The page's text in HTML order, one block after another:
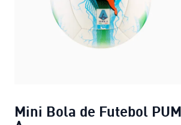
Mini Bola de Futebol